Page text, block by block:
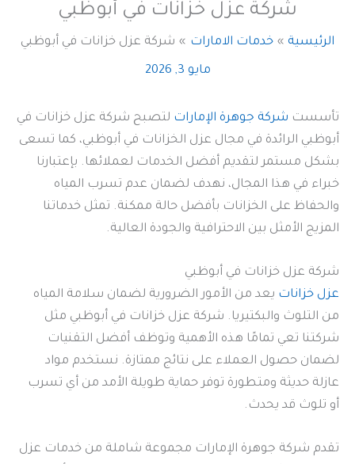
شركة عزل خزانات في أبوظبي
الرئيسية خدمات الامارات شركة عزل خزانات في أبوظبي
مايو 3, 2026
تأسست شركة جوهرة الإمارات لتصبح شركة عزل خزانات في
أبوظبي الرائدة في مجال عزل الخزانات في أبوظبي، كما تسعى
بشكل مستمر لتقديم أفضل الخدمات لعملائها. بإعتبارنا
خبراء في هذا المجال، نهدف لضمان عدم تسرب المياه
والحفاظ على الخزانات بأفضل حالة ممكنة. تمثل خدماتنا
المزيج الأمثل بين الاحترافية والجودة العالية.
شركة عزل خزانات في أبوظبي
عزل خزانات يعد من الأمور الضرورية لضمان سلامة المياه
من التلوث والبكتيريا. شركة عزل خزانات في أبوظبي مثل
شركتنا تعي تمامًا هذه الأهمية وتوظف أفضل التقنيات
لضمان حصول العملاء على نتائج ممتازة. نستخدم مواد
عازلة حديثة ومتطورة توفر حماية طويلة الأمد من أي تسرب
أو تلوث قد يحدث.
تقدم شركة جوهرة الإمارات مجموعة شاملة من خدمات عزل